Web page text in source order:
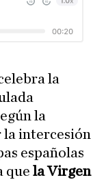
la
la
la intercesión
españolas
que la Virgen